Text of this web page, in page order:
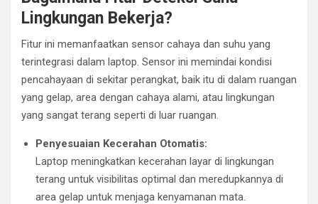
Lingkungan Bekerja?
Fitur ini memanfaatkan sensor cahaya dan suhu yang
terintegrasi dalam laptop. Sensor ini memindai kondisi
pencahayaan di sekitar perangkat, baik itu di dalam ruangan
yang gelap, area dengan cahaya alami, atau lingkungan
yang sangat terang seperti di luar ruangan.
Penyesuaian Kecerahan Otomatis:
Laptop meningkatkan kecerahan layar di lingkungan
terang untuk visibilitas optimal dan meredupkannya di
area gelap untuk menjaga kenyamanan mata.